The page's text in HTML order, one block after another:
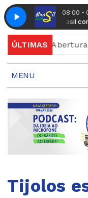
08:00 -
Brasil com S -
ÚLTIMAS
Abertura de
MENU
Tijolos